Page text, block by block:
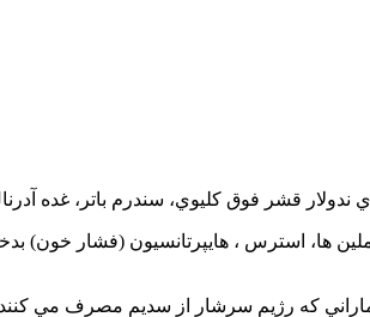
ها، استرس ، هايپرتانسيون (فشار خون)
كه رژيم سرشار از سديم مصرف مي